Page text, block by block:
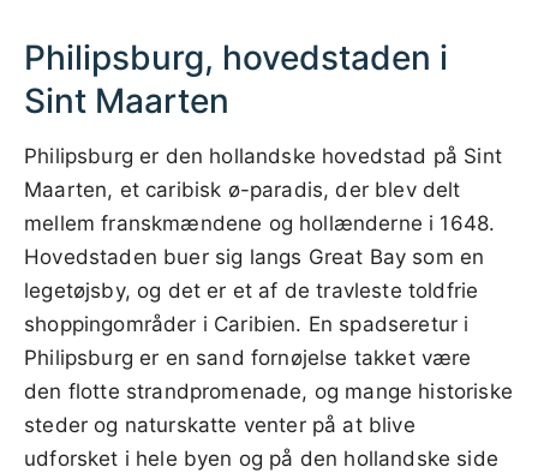
Philipsburg, hovedstaden i
Sint Maarten
Philipsburg er den hollandske hovedstad på Sint
Maarten, et caribisk ø-paradis, der blev delt
mellem franskmændene og hollænderne i 1648.
Hovedstaden buer sig langs Great Bay som en
legetøjsby, og det er et af de travleste toldfrie
shoppingområder i Caribien. En spadseretur i
Philipsburg er en sand fornøjelse takket være
den flotte strandpromenade, og mange historiske
steder og naturskatte venter på at blive
udforsket i hele byen og på den hollandske side